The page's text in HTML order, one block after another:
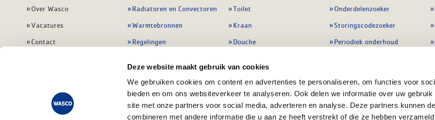
Deze website maakt gebruik van cookies
We gebruiken cookies om content en advertenties te personaliseren, om functies voor
bieden en om ons websiteverkeer te analyseren. Ook delen we informatie over uw gebruik
site met onze partners voor social media, adverteren en analyse. Deze partners kunnen
combineren met andere informatie die u aan ze heeft verstrekt of die ze hebben
Over Wasco
Vacatures
Contact
Klant worden
Veelgestelde vragen
Radiatoren en Convectoren
Warmtebronnen
Regelingen
Warmwatertoestellen
Alle verwarming
Toilet
Kraan
Douche
Afvoeren
Alle sanitair
Onderdelenzoeker
Storingscodezoeker
Periodiek onderhoud
Preventie & detectie
Alle onderdelen